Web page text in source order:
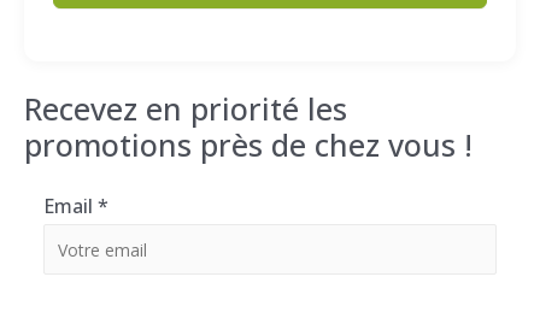
Recevez en priorité les
promotions près de chez vous !
Email *